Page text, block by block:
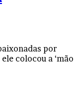
por
colocou a ‘mão